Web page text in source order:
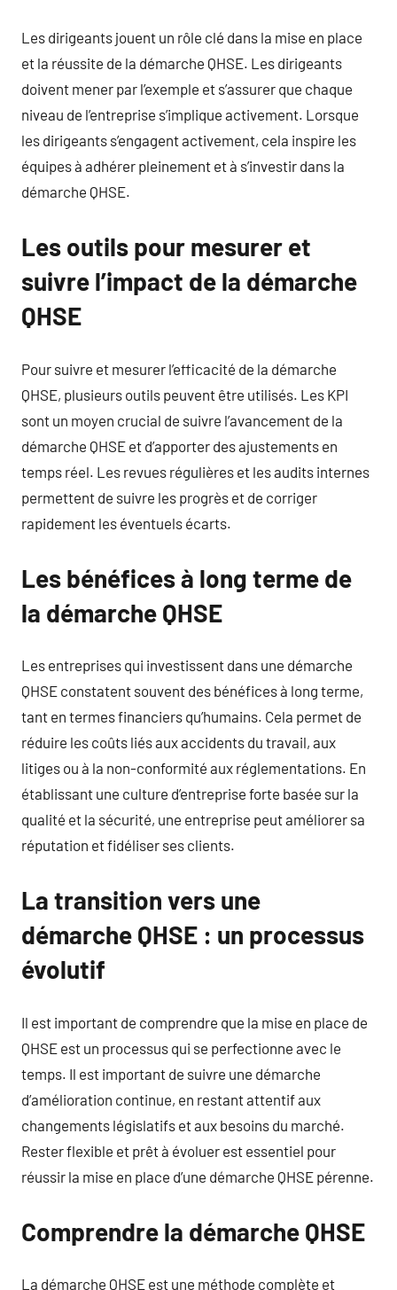
Les dirigeants jouent un rôle clé dans la mise en place
et la réussite de la démarche QHSE. Les dirigeants
doivent mener par l’exemple et s’assurer que chaque
niveau de l’entreprise s’implique activement. Lorsque
les dirigeants s’engagent activement, cela inspire les
équipes à adhérer pleinement et à s’investir dans la
démarche QHSE.
Les outils pour mesurer et
suivre l’impact de la démarche
QHSE
Pour suivre et mesurer l’efficacité de la démarche
QHSE, plusieurs outils peuvent être utilisés. Les KPI
sont un moyen crucial de suivre l’avancement de la
démarche QHSE et d’apporter des ajustements en
temps réel. Les revues régulières et les audits internes
permettent de suivre les progrès et de corriger
rapidement les éventuels écarts.
Les bénéfices à long terme de
la démarche QHSE
Les entreprises qui investissent dans une démarche
QHSE constatent souvent des bénéfices à long terme,
tant en termes financiers qu’humains. Cela permet de
réduire les coûts liés aux accidents du travail, aux
litiges ou à la non-conformité aux réglementations. En
établissant une culture d’entreprise forte basée sur la
qualité et la sécurité, une entreprise peut améliorer sa
réputation et fidéliser ses clients.
La transition vers une
démarche QHSE : un processus
évolutif
Il est important de comprendre que la mise en place de
QHSE est un processus qui se perfectionne avec le
temps. Il est important de suivre une démarche
d’amélioration continue, en restant attentif aux
changements législatifs et aux besoins du marché.
Rester flexible et prêt à évoluer est essentiel pour
réussir la mise en place d’une démarche QHSE pérenne.
Comprendre la démarche QHSE
La démarche QHSE est une méthode complète et